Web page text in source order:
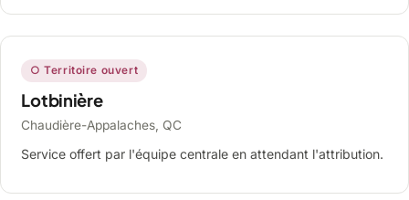
○ Territoire ouvert
Lotbinière
Chaudière-Appalaches, QC
Service offert par l'équipe centrale en attendant l'attribution.